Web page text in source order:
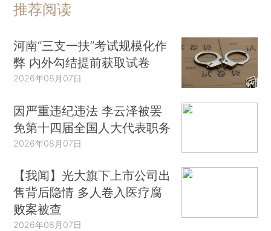
推荐阅读
河南“三支一扶”考试规模化作
弊 内外勾结提前获取试卷
2026年08月07日
因严重违纪违法 李云泽被罢
免第十四届全国人大代表职务
2026年08月07日
【我闻】光大旗下上市公司出
售背后隐情 多人卷入医疗腐
败案被查
2026年08月07日